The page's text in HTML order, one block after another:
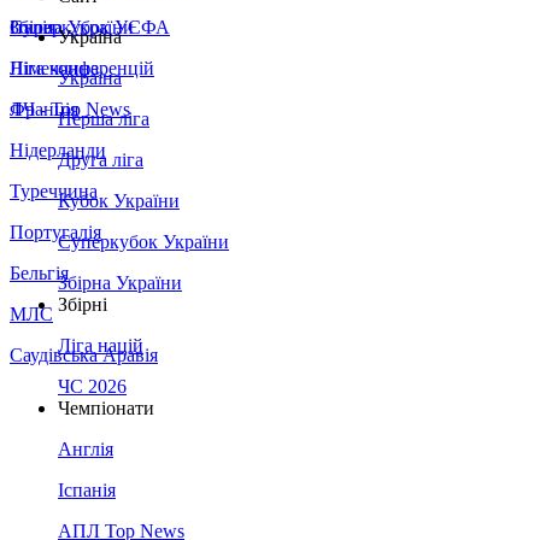
Збірна України
Італія
Німеччина
Франція
Нідерланди
Туреччина
Португалія
Бельгія
МЛС
Саудівська Аравія
Суперкубок УЄФА
Ліга конференцій
ЛЧ - Top News
Україна
Україна
Перша ліга
Друга ліга
Кубок України
Суперкубок України
Збірна України
Збірні
Ліга націй
ЧС 2026
Чемпіонати
Англія
Іспанія
АПЛ Top News